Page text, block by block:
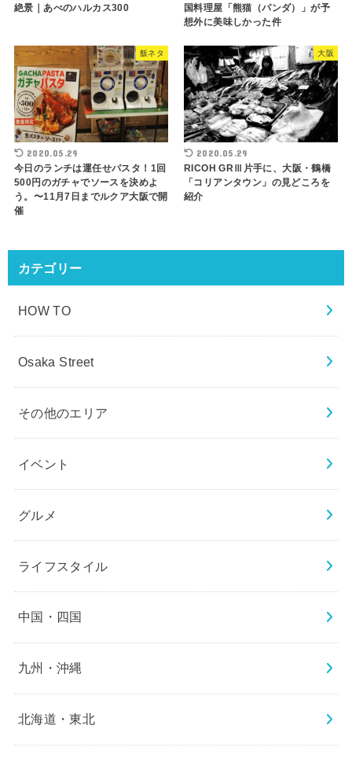
絶景｜あべのハルカス300
国料理屋「熊猫（パンダ）」が予
想外に美味しかった件
飯ネタ
2020.05.29
今日のランチは運任せパスタ！1回
500円のガチャでソースを決めよ
う。〜11月7日までルクア大阪で開
催
大阪
2020.05.29
RICOH GRⅢ片手に、大阪・鶴橋
「コリアンタウン」の見どころを
紹介
カテゴリー
HOW TO
Osaka Street
その他のエリア
イベント
グルメ
ライフスタイル
中国・四国
九州・沖縄
北海道・東北